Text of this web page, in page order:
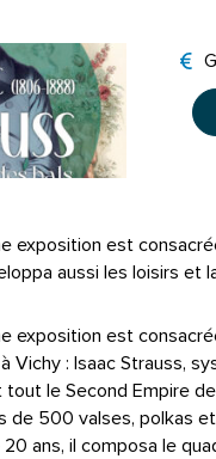
exposition est
aussi les loisirs et
exposition est
Vichy : Isaac Strauss,
le Second Empire
500 valses, polkas et
ans, il composa le